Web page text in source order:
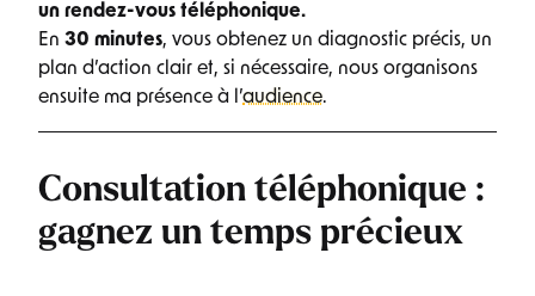
un rendez-vous téléphonique.
En 30 minutes, vous obtenez un diagnostic précis, un
plan d’action clair et, si nécessaire, nous organisons
ensuite ma présence à l’audience.
Consultation téléphonique :
gagnez un temps précieux